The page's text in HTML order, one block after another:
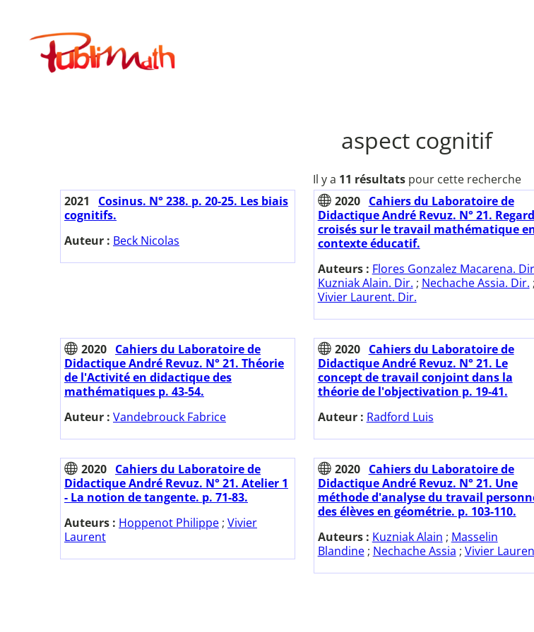
contenuPublimath
aspect cognitif
Il y a 11 résultatspour cette recherche
2021
Cosinus. N° 238. p. 20-25. Les biais
cognitifs.
Auteur : Beck Nicolas
2020
Cahiers du Laboratoire de
Didactique André Revuz. N° 21.
croisés sur le travail mathématique
contexte éducatif.
Auteurs : Flores Gonzalez Macarena.
Kuzniak Alain. Dir. ; Nechache Assia. Dir. ;
Vivier Laurent. Dir.
2020 Cahiers du Laboratoire de
Didactique André Revuz. N° 21. Théorie
de l'Activité en didactique des
mathématiques p. 43-54.
Auteur : Vandebrouck Fabrice
2020
Cahiers du Laboratoire de
Didactique André Revuz. N° 21. Le
concept de travail conjoint dans la
théorie de l'objectivation p. 19-41.
Auteur : Radford Luis
2020 Cahiers du Laboratoire de
Didactique André Revuz. N° 21. Atelier 1
- La notion de tangente. p. 71-83.
Auteurs : Hoppenot Philippe ; Vivier
Laurent
2020
Cahiers du Laboratoire de
Didactique André Revuz. N° 21. Une
méthode d'analyse du travail
des élèves en géométrie. p. 103-110.
Auteurs : Kuzniak Alain ; Masselin
Blandine; Nechache Assia ; Vivier